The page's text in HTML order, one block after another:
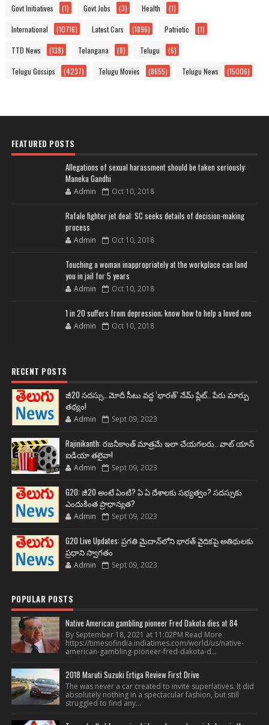
Govt Initiatives (1) Govt Jobs (3) Health (1)
International (10716) Latest Cars (1896) Patriotic (1)
TTD News (138) Telangana (8) Telugu (6)
Telugu Gossips (4237) Telugu Movies (8655) Telugu News (15006)
FEATURED POSTS
Allegations of sexual harassment should be taken seriously:
Maneka Gandhi
Admin Oct 10, 2018
Rafale fighter jet deal: SC seeks details of decision-making
process
Admin Oct 10, 2018
Touching a woman inappropriately at the workplace can land
you in jail for 5 years
Admin Oct 10, 2018
1 in 20 suffers from depression; know how to help a loved one
Admin Oct 10, 2018
RECENT POSTS
జీ20 సదస్సు.. మోదీ సీటు వద్ద ‘భారత్’ నేమ్ ప్లేట్‌.. పేరు మార్పు
తథ్యం!
Admin Sept 09, 2023
Rajinikanth: రజనీకాంత్ మాత్రమే ఇలా చేయగలరు.. వాట్ యాన్
ఐడియా తలైవా!
Admin Sept 09, 2023
G20: జీ20 అంటే ఏంటి? ఏ ఏ దేశాలకు సభ్యత్వం? సదస్సుకు
ఎందుకింత ప్రాధాన్యత?
Admin Sept 09, 2023
G20 Live Updates: ప్రగతి మైదాన్‌లోని భారత్ వైదికపై అతిథులకు
ప్రధాని స్వాగతం
Admin Sept 09, 2023
POPULAR POSTS
Native American gambling pioneer Fred Dakota dies at 84
By September 18, 2021 at 11:02PM Read More
https://timesofindia.indiatimes.com/world/us/native-
american-gambling-pioneer-fred-dakota-d...
2018 Maruti Suzuki Ertiga Review First Drive
The was never a car created to invite superlatives. It did
absolutely nothing in a spectacular fashion, but still
struggled to find any...